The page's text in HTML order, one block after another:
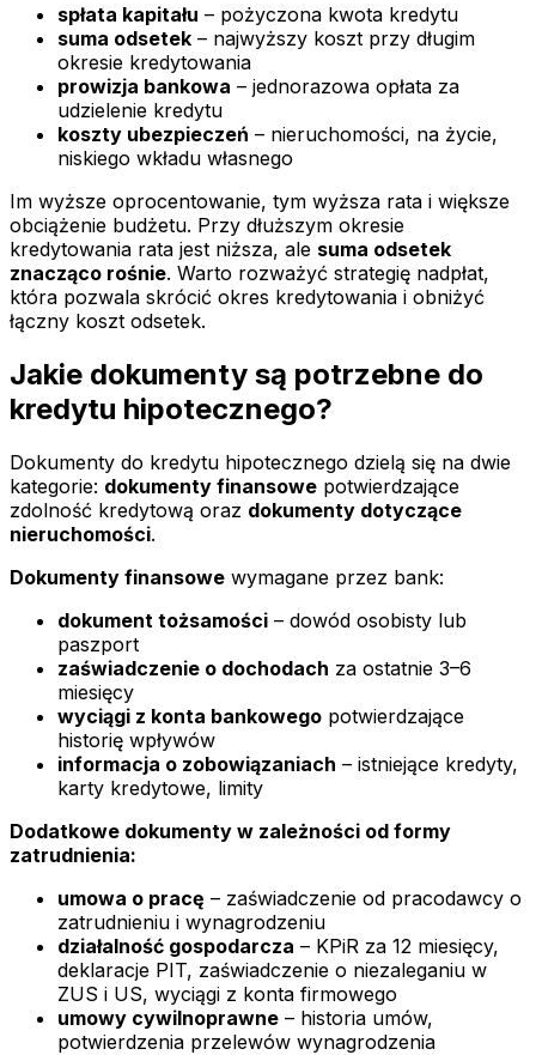
spłata kapitału – pożyczona kwota kredytu
suma odsetek – najwyższy koszt przy długim
okresie kredytowania
prowizja bankowa – jednorazowa opłata za
udzielenie kredytu
koszty ubezpieczeń – nieruchomości, na życie,
niskiego wkładu własnego
Im wyższe oprocentowanie, tym wyższa rata i większe
obciążenie budżetu. Przy dłuższym okresie
kredytowania rata jest niższa, ale suma odsetek
znacząco rośnie. Warto rozważyć strategię nadpłat,
która pozwala skrócić okres kredytowania i obniżyć
łączny koszt odsetek.
Jakie dokumenty są potrzebne do
kredytu hipotecznego?
Dokumenty do kredytu hipotecznego dzielą się na dwie
kategorie: dokumenty finansowe potwierdzające
zdolność kredytową oraz dokumenty dotyczące
nieruchomości.
Dokumenty finansowe wymagane przez bank:
dokument tożsamości – dowód osobisty lub
paszport
zaświadczenie o dochodach za ostatnie 3–6
miesięcy
wyciągi z konta bankowego potwierdzające
historię wpływów
informacja o zobowiązaniach – istniejące kredyty,
karty kredytowe, limity
Dodatkowe dokumenty w zależności od formy
zatrudnienia:
umowa o pracę – zaświadczenie od pracodawcy o
zatrudnieniu i wynagrodzeniu
działalność gospodarcza – KPiR za 12 miesięcy,
deklaracje PIT, zaświadczenie o niezaleganiu w
ZUS i US, wyciągi z konta firmowego
umowy cywilnoprawne – historia umów,
potwierdzenia przelewów wynagrodzenia